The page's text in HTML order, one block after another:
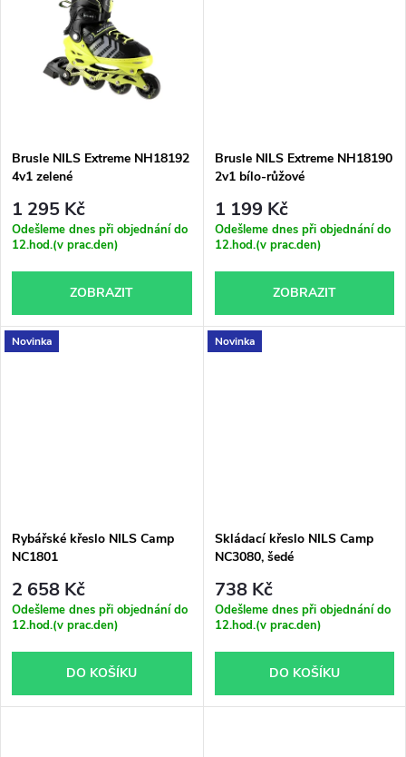
Brusle NILS Extreme NH18192
4v1 zelené
1 295 Kč
Odešleme dnes při objednání do
12.hod.(v prac.den)
ZOBRAZIT
Brusle NILS Extreme NH18190
2v1 bílo-růžové
1 199 Kč
Odešleme dnes při objednání do
12.hod.(v prac.den)
ZOBRAZIT
Novinka
Rybářské křeslo NILS Camp
NC1801
2 658 Kč
Odešleme dnes při objednání do
12.hod.(v prac.den)
DO KOŠÍKU
Novinka
Skládací křeslo NILS Camp
NC3080, šedé
738 Kč
Odešleme dnes při objednání do
12.hod.(v prac.den)
DO KOŠÍKU